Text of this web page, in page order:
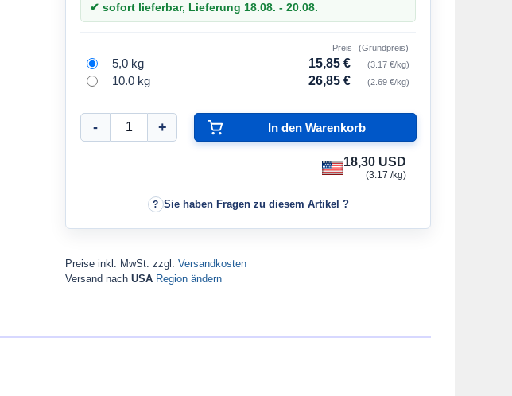
✔ sofort lieferbar, Lieferung 18.08. - 20.08.
Preis (Grundpreis)
5,0 kg 15,85 € (3.17 €/kg)
10.0 kg 26,85 € (2.69 €/kg)
18,30 USD
(3.17 /kg)
Sie haben Fragen zu diesem Artikel ?
Preise inkl. MwSt. zzgl. Versandkosten
Versand nach USA Region ändern